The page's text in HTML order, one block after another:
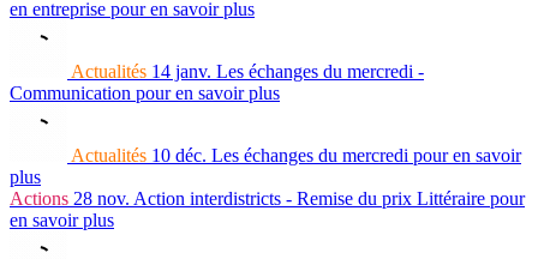
en entreprise pour en savoir plus
Actualités 14 janv. Les échanges du mercredi -
Communication pour en savoir plus
Actualités 10 déc. Les échanges du mercredi pour en savoir
plus
Actions 28 nov. Action interdistricts - Remise du prix Littéraire pour
en savoir plus